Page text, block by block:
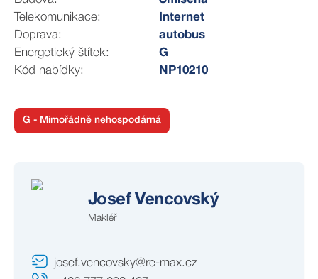
• základná škola,
• obecního úřad, knihovna, pošta, obchody.
Pro širší nabídku škol, školek, lékařů, služeb i
pracovních příležitostí je možné využít zázemí blízkých
Pardubic a Chrudimi.
Pro lepší orientaci Vám rád zašlu 3D virtuální prohlídku
včetně přesného měření místností. V případě zájmu mě
Telekomunikace:
Internet
Doprava:
autobus
Energetický štítek:
G
Kód nabídky:
NP10210
G - Mimořádně nehospodárná
Josef Vencovský
Makléř
josef.vencovsky@re-max.cz